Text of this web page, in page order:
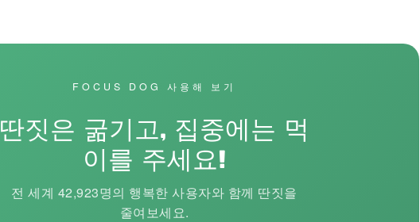
FOCUS DOG 사용해 보기
딴짓은 굶기고, 집중에는 먹
이를 주세요!
전 세계 42,923명의 행복한 사용자와 함께 딴짓을
줄여보세요.